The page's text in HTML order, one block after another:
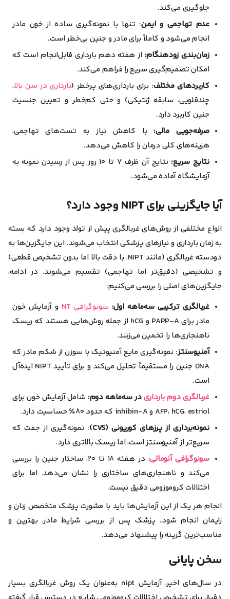
جلوگیری می‌کند.
عدم تهاجمی و ایمن: تنها با نمونه‌گیری ساده از خون مادر
انجام می‌شود و کاملاً برای مادر و جنین بی‌خطر است.
زمان‌بندی زودهنگام: از هفته دهم بارداری قابل‌انجام است که
امکان تصمیم‌گیری سریع را فراهم می‌کند.
کاربرد‌های مختلف: برای بارداری‌های پرخطر (بارداری در سن بالا،
چندقلویی، سابقه ژنتیکی) و حتی کم‌خطر و تعیین جنسیت
جنین کاربرد دارد.
صرفه‌جویی مالی: با کاهش نیاز به تست‌های تهاجمی،
هزینه‌های کلی درمان را کاهش می‌دهد.
نتایج سریع:
نتایج آن ظرف ۷ تا ۱۰ روز پس از رسیدن نمونه به
آزمایشگاه آماده می‌شود.
آیا جایگزینی برای NIPT وجود دارد؟
انواع مختلفی از روش‌های غربالگری پیش از تولد وجود دارد که بسته
به زمان بارداری و نیازهای پزشکی انتخاب می‌شوند. این جایگزین‌ها به
دو‌دسته غربالگری (مانند NIPT، با دقت بالا اما بدون تشخیص قطعی)
و تشخیصی (دقیق‌تر اما تهاجمی) تقسیم می‌شوند. در ادامه،
جایگزین‌های اصلی را بررسی می‌کنیم:
غربالگری ترکیبی سه‌ماهه اول: سونوگرافی NT
و آزمایش خون
مادر برای PAPP-A و hCG از جمله روش‌هایی هستند که ریسک
ناهنجاری‌ها را تخمین می‌زنند.
آمنیوسنتز: نمونه‌گیری مایع آمنیوتیک با سوزن از شکم مادر که
DNA جنین را مستقیماً تحلیل می‌کند و برای تأیید NIPT ایده‌آل
است.
غربالگری دوم بارداریدر سه‌ماهه دوم: شامل آزمایش خون برای
AFP، hCG، estriol و inhibin-A که حدود ۸۰٪ حساسیت دارد.
نمونه‌برداری از پرزهای کوریونی (CVS)
: نمونه‌گیری از جفت که
سریع‌تر از آمنیوسنتز است، اما ریسک بالاتری دارد.
سونوگرافی آنومالی
: در هفته ۱۸ تا ۲۰، ساختار جنین را بررسی
می‌کند و ناهنجاری‌های ساختاری را نشان می‌دهد، اما برای
اختلالات کروموزومی دقیق نیست.
انجام هر یک از این آزمایش‌ها باید با مشورت پزشک متخصص زنان و
زایمان انجام شود. پزشک پس از بررسی شرایط مادر، بهترین و
مناسب‌ترین گزینه را پیشنهاد می‌دهد.
سخن پایانی
در سال‌های اخیر، آزمایش nipt به‌عنوان یک روش غربالگری بسیار